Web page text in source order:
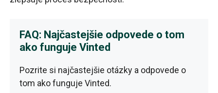
FAQ: Najčastejšie odpovede o tom
ako funguje Vinted
Pozrite si najčastejšie otázky a odpovede o
tom ako funguje Vinted.